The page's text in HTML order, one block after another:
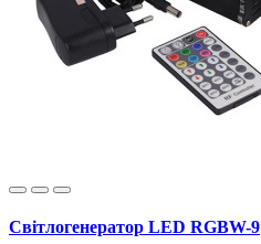
Світлогенератор LED RGBW-9